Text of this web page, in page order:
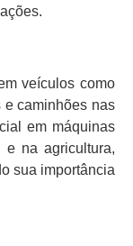
veículos como
e caminhões nas
em máquinas
e na agricultura,
sua importância